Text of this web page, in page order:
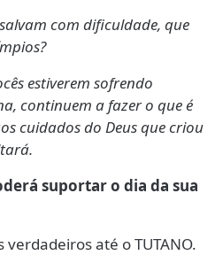
com dificuldade, que
estiverem sofrendo
continuem a fazer o que é
cuidados do Deus que criou
suportar o dia da sua
verdadeiros até o TUTANO.